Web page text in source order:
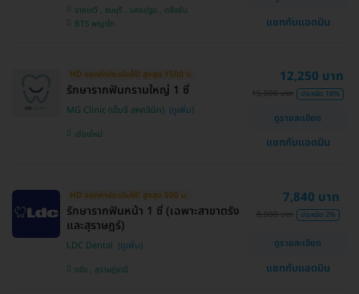
ราชเทวี , ธนบุรี , นครปฐม , ตลิ่งชัน
BTS พญาไท
แชทกับแอดมิน
HD ออกค่าประเมินให้! สูงสุด 1500 บ.
รักษารากฟันกรามใหญ่ 1 ซี่
MG Clinic (เอ็มจี สหคลินิก)
เชียงใหม่
12,250 บาท
15,000 บาท ประหยัด 18%
ดูรายละเอียด
แชทกับแอดมิน
HD ออกค่าประเมินให้! สูงสุด 500 บ.
รักษารากฟันหน้า 1 ซี่ (เฉพาะสาขาตรัง
และสุราษฎร์)
LDC Dental
ตรัง , สุราษฎ์ธานี
7,840 บาท
8,000 บาท ประหยัด 2%
ดูรายละเอียด
แชทกับแอดมิน